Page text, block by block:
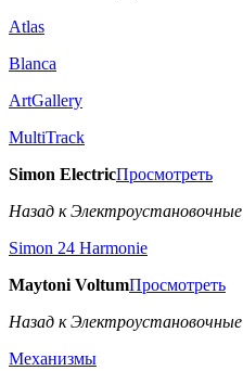
Atlas
Blanca
ArtGallery
MultiTrack
Simon ElectricПросмотреть
Назад к Электроустановочные
Simon 24 Harmonie
Maytoni VoltumПросмотреть
Назад к Электроустановочные
Механизмы